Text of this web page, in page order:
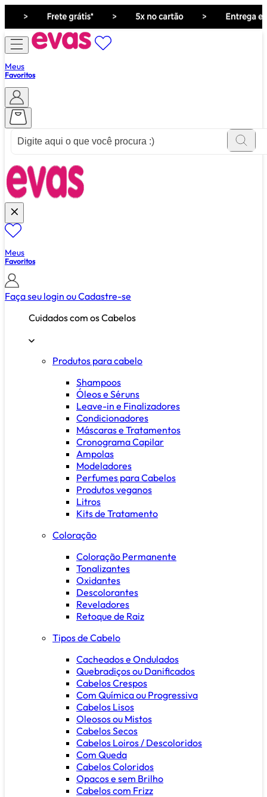
Meus
Favoritos
Meus
Favoritos
Faça seu login ouCadastre-se
Cuidados com os Cabelos
Produtos para cabelo
Shampoos
Óleos e Séruns
Leave-in e Finalizadores
Condicionadores
Máscaras e Tratamentos
Cronograma Capilar
Ampolas
Modeladores
Perfumes para Cabelos
Produtos veganos
Litros
Kits de Tratamento
Coloração
Coloração Permanente
Tonalizantes
Oxidantes
Descolorantes
Reveladores
Retoque de Raiz
Tipos de Cabelo
Cacheados e Ondulados
Quebradiços ou Danificados
Cabelos Crespos
Com Química ou Progressiva
Cabelos Lisos
Oleosos ou Mistos
Cabelos Secos
Cabelos Loiros / Descoloridos
Com Queda
Cabelos Coloridos
Opacos e sem Brilho
Cabelos com Frizz